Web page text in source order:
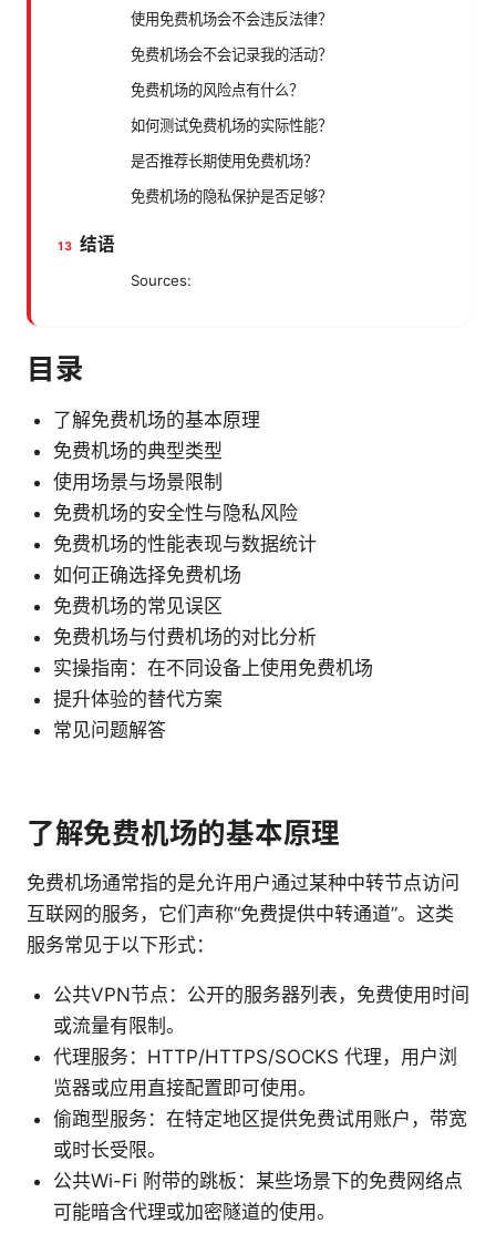
使用免费机场会不会违反法律？
免费机场会不会记录我的活动？
免费机场的风险点有什么？
如何测试免费机场的实际性能？
是否推荐长期使用免费机场？
免费机场的隐私保护是否足够？
结语
Sources:
目录
了解免费机场的基本原理
免费机场的典型类型
使用场景与场景限制
免费机场的安全性与隐私风险
免费机场的性能表现与数据统计
如何正确选择免费机场
免费机场的常见误区
免费机场与付费机场的对比分析
实操指南：在不同设备上使用免费机场
提升体验的替代方案
常见问题解答
了解免费机场的基本原理
免费机场通常指的是允许用户通过某种中转节点访问
互联网的服务，它们声称“免费提供中转通道”。这类
服务常见于以下形式：
公共VPN节点：公开的服务器列表，免费使用时间
或流量有限制。
代理服务：HTTP/HTTPS/SOCKS 代理，用户浏
览器或应用直接配置即可使用。
偷跑型服务：在特定地区提供免费试用账户，带宽
或时长受限。
公共Wi-Fi 附带的跳板：某些场景下的免费网络点
可能暗含代理或加密隧道的使用。